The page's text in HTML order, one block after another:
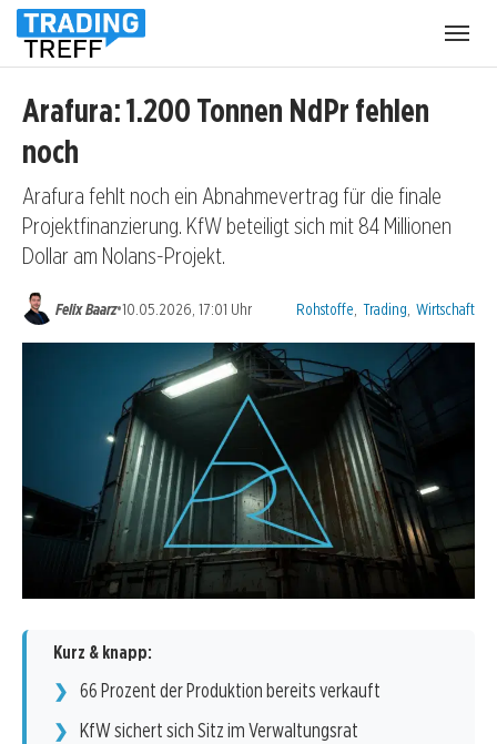
Arafura: 1.200 Tonnen NdPr fehlen
noch
Arafura fehlt noch ein Abnahmevertrag für die finale
Projektfinanzierung. KfW beteiligt sich mit 84 Millionen
Dollar am Nolans-Projekt.
Felix Baarz•10.05.2026, 17:01 Uhr Kategorien:
Rohstoffe Trading Wirtschaft
Kurz & knapp:
66 Prozent der Produktion bereits verkauft
KfW sichert sich Sitz im Verwaltungsrat